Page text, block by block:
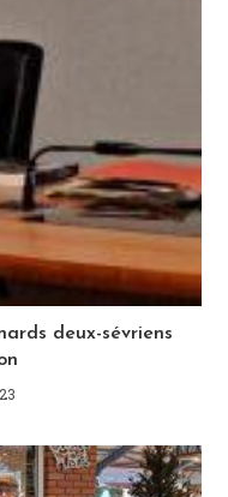
deux-sévriens